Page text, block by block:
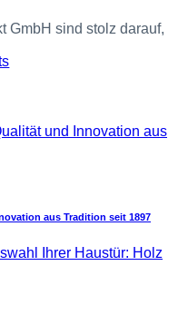
GmbH sind stolz darauf,
aus Tradition seit 1897